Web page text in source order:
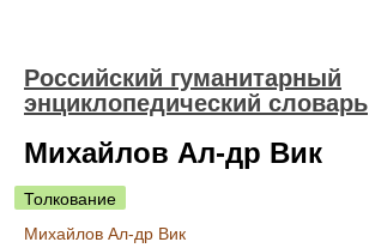
Российский гуманитарный
энциклопедический словарь
Михайлов Ал-др Вик
Толкование
Михайлов Ал-др Вик